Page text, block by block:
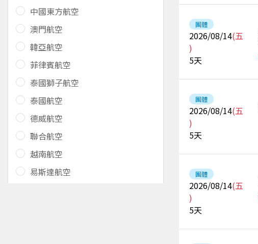
中國東方航空
澳門航空
韓亞航空
菲律賓航空
泰國獅子航空
泰國航空
德威航空
聯合航空
越南航空
易斯達航空
團體
2026/08/14(五
)
5天
團體
2026/08/14(五
)
5天
團體
2026/08/14(五
)
5天